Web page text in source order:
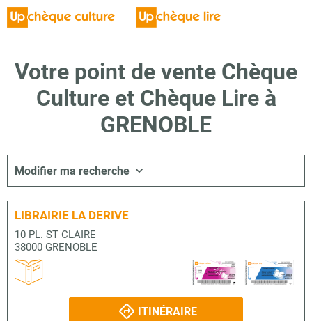
Votre point de vente Chèque
Culture et Chèque Lire à
GRENOBLE
Modifier ma recherche
LIBRAIRIE LA DERIVE
10 PL. ST CLAIRE
38000 GRENOBLE
ITINÉRAIRE